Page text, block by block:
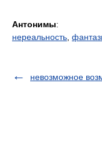
Антонимы:
нереальность
невозможное